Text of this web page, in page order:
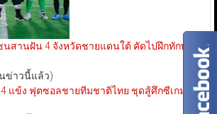
นสานฝัน 4 จังหวัดชายแดนใต้ คัดไปฝึกทักษะ
ข่าวนี้แล้ว)
แข้ง ฟุตซอลชายทีมชาติไทย ชุดสู้ศึกซีเกมส์